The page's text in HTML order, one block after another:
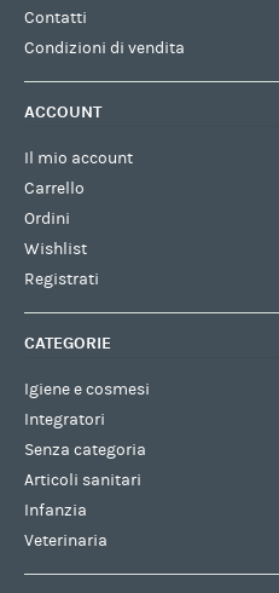
Contatti
Condizioni di vendita
ACCOUNT
Il mio account
Carrello
Ordini
Wishlist
Registrati
CATEGORIE
Igiene e cosmesi
Integratori
Senza categoria
Articoli sanitari
Infanzia
Veterinaria